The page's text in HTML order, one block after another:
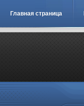
Главная страница